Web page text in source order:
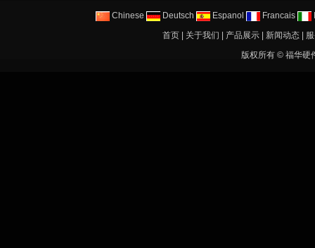
Chinese Deutsch Espanol Francais
首页| 关于我们 产品展示| 新闻动态|
版权所有 © 福华硬